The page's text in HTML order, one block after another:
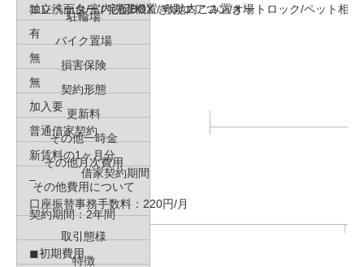
独立洗面台/室内洗濯機置き場/エアコン/オートロック/ペット相談
エレベーター / 宅配BOX / 敷地内ごみ置き場
有
駐輪場
無
バイク置場
無
損害保険
加入要
契約形態
普通借家契約
借家契約期間
契約期間：2年間
更新料
新賃料の1ヶ月分
その他一時金
–
その他月次費用
口座振替事務手数料：220円/月
その他費用について
◼︎初期費用
取引態様
特徴